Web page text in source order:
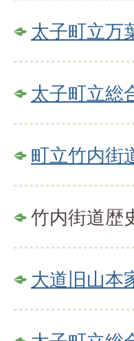
太子町立万
太子町立総
町立竹内街
竹内街道歴
大道旧山本